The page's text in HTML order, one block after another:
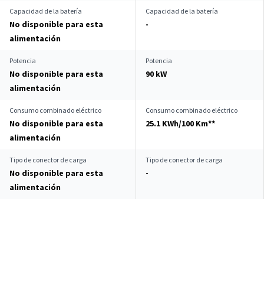
Capacidad de la batería
No disponible para esta
alimentación
Capacidad de la batería
-
Potencia
No disponible para esta
alimentación
Potencia
90 kW
Consumo combinado eléctrico
No disponible para esta
alimentación
Consumo combinado eléctrico
25.1 KWh/100 Km**
Tipo de conector de carga
No disponible para esta
alimentación
Tipo de conector de carga
-